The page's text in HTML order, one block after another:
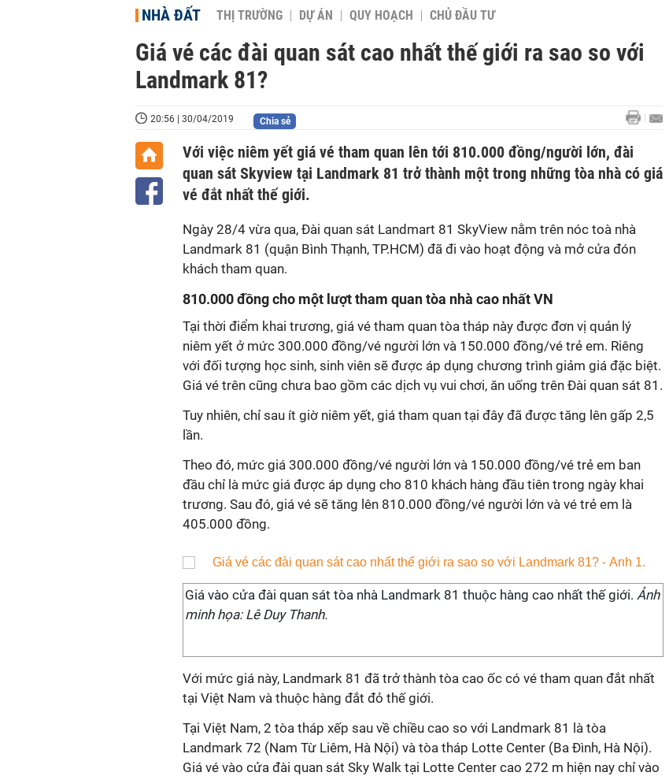
NHÀ ĐẤT THỊ TRƯỜNG DỰ ÁN QUY HOẠCH CHỦ ĐẦU TƯ
Giá vé các đài quan sát cao nhất thế giới ra sao so với
Landmark 81?
20:56 | 30/04/2019 Chia sẻ
Với việc niêm yết giá vé tham quan lên tới 810.000 đồng/người lớn, đài
quan sát Skyview tại Landmark 81 trở thành một trong những tòa nhà có giá
vé đắt nhất thế giới.
Ngày 28/4 vừa qua, Đài quan sát Landmart 81 SkyView nằm trên nóc toà nhà
Landmark 81 (quận Bình Thạnh, TP.HCM) đã đi vào hoạt động và mở cửa đón
khách tham quan.
810.000 đồng cho một lượt tham quan tòa nhà cao nhất VN
Tại thời điểm khai trương, giá vé tham quan tòa tháp này được đơn vị quản lý
niêm yết ở mức 300.000 đồng/vé người lớn và 150.000 đồng/vé trẻ em. Riêng
với đối tượng học sinh, sinh viên sẽ được áp dụng chương trình giảm giá đặc biệt.
Giá vé trên cũng chưa bao gồm các dịch vụ vui chơi, ăn uống trên Đài quan sát 81.
Tuy nhiên, chỉ sau ít giờ niêm yết, giá tham quan tại đây đã được tăng lên gấp 2,5
lần.
Theo đó, mức giá 300.000 đồng/vé người lớn và 150.000 đồng/vé trẻ em ban
đầu chỉ là mức giá được áp dụng cho 810 khách hàng đầu tiên trong ngày khai
trương. Sau đó, giá vé sẽ tăng lên 810.000 đồng/vé người lớn và vé trẻ em là
405.000 đồng.
Giá vào cửa đài quan sát tòa nhà Landmark 81 thuộc hàng cao nhất thế giới. Ảnh
minh họa: Lê Duy Thanh.
Với mức giá này, Landmark 81 đã trở thành tòa cao ốc có vé tham quan đắt nhất
tại Việt Nam và thuộc hàng đắt đỏ thế giới.
Tại Việt Nam, 2 tòa tháp xếp sau về chiều cao so với Landmark 81 là tòa
Landmark 72 (Nam Từ Liêm, Hà Nội) và tòa tháp Lotte Center (Ba Đình, Hà Nội).
Giá vé vào cửa đài quan sát Sky Walk tại Lotte Center cao 272 m hiện nay chỉ vào